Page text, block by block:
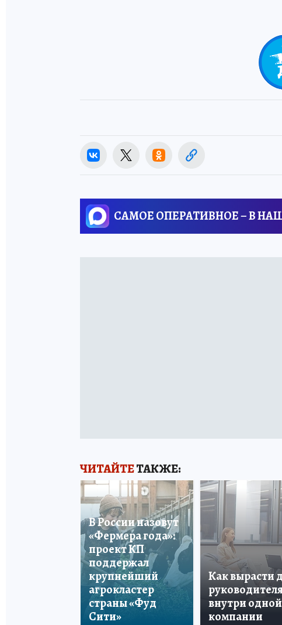
САМОЕ ОПЕРАТИВНОЕ – В
ЧИТАЙТЕТАКЖЕ:
В России назовут
«Фермера года»:
проект КП
поддержал
крупнейший
агрокластер
страны «Фуд
Сити»
Как вырасти
руководителя
внутри одной
компании